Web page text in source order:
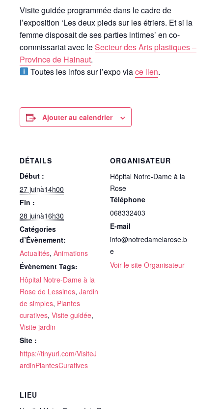
Visite guidée programmée dans le cadre de
l’exposition ‘Les deux pieds sur les étriers. Et si la
femme disposait de ses parties intimes’ en co-
commissariat avec leSecteur des Arts plastiques –
Province de Hainaut.
Toutes les infos sur l’expo viace lien.
Ajouter au calendrier
DÉTAILS
Début :
27 juinà14h00
Fin :
28 juinà16h30
Catégories
d’Évènement:
Actualités, Animations
Évènement Tags:
Hôpital Notre-Dame à la
Rose de Lessines, Jardin
de simples, Plantes
curatives, Visite guidée,
Visite jardin
Site :
https://tinyurl.com/VisiteJ
ardinPlantesCuratives
ORGANISATEUR
Hôpital Notre-Dame à la
Rose
Téléphone
068332403
E-mail
info@notredamelarose.b
e
Voir le site Organisateur
LIEU